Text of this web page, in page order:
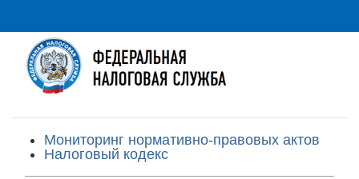
Мониторинг нормативно-правовых актов
Налоговый кодекс